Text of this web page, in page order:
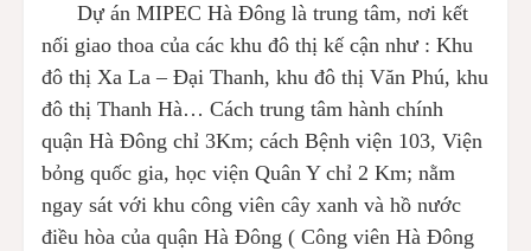
Dự án MIPEC Hà Đông là trung tâm, nơi kết
nối giao thoa của các khu đô thị kế cận như : Khu
đô thị Xa La – Đại Thanh, khu đô thị Văn Phú, khu
đô thị Thanh Hà… Cách trung tâm hành chính
quận Hà Đông chỉ 3Km; cách Bệnh viện 103, Viện
bỏng quốc gia, học viện Quân Y chỉ 2 Km; nằm
ngay sát với khu công viên cây xanh và hồ nước
điều hòa của quận Hà Đông ( Công viên Hà Đông